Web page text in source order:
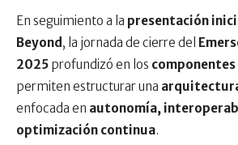
En seguimiento a la presentación
Beyond , la jornada de cierre del
2025 profundizó en los
permiten estructurar una
enfocada en autonomía,
optimización continua.